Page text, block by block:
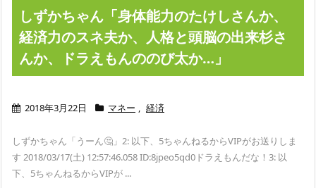
しずかちゃん「身体能力のたけしさんか、
経済力のスネ夫か、人格と頭脳の出来杉さ
んか、ドラえもんののび太か…」
2018年3月22日 マネー , 経済
しずかちゃん「うーん🤔」 2: 以下、5ちゃんねるからVIPがお送りしま
す 2018/03/17(土) 12:57:46.058 ID:8jpeo5qd0 ドラえもんだな！ 3: 以
下、5ちゃんねるからVIPが ...